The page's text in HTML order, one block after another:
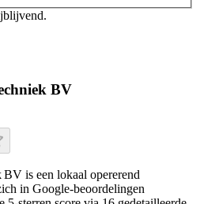
BV
is een lokaal opererend
in Google-beoordelingen